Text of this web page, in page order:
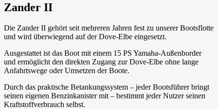
Zander II
Die Zander II gehört seit mehreren Jahren fest zu unserer Bootsflotte
und wird überwiegend auf der Dove-Elbe eingesetzt.
Ausgestattet ist das Boot mit einem 15 PS Yamaha-Außenborder
und ermöglicht den direkten Zugang zur Dove-Elbe ohne lange
Anfahrtswege oder Umsetzen der Boote.
Durch das praktische Betankungssystem – jeder Bootsführer bringt
seinen eigenen Benzinkanister mit – bestimmt jeder Nutzer seinen
Kraftstoffverbrauch selbst.